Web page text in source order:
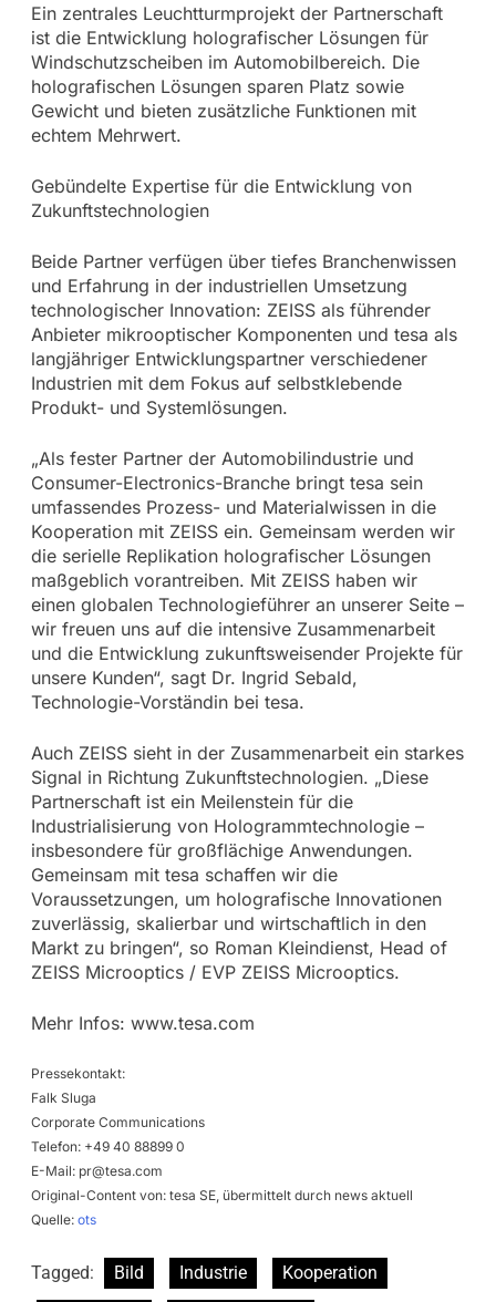
Ein zentrales Leuchtturmprojekt der Partnerschaft
ist die Entwicklung holografischer Lösungen für
Windschutzscheiben im Automobilbereich. Die
holografischen Lösungen sparen Platz sowie
Gewicht und bieten zusätzliche Funktionen mit
echtem Mehrwert.
Gebündelte Expertise für die Entwicklung von
Zukunftstechnologien
Beide Partner verfügen über tiefes Branchenwissen
und Erfahrung in der industriellen Umsetzung
technologischer Innovation: ZEISS als führender
Anbieter mikrooptischer Komponenten und tesa als
langjähriger Entwicklungspartner verschiedener
Industrien mit dem Fokus auf selbstklebende
Produkt- und Systemlösungen.
„Als fester Partner der Automobilindustrie und
Consumer-Electronics-Branche bringt tesa sein
umfassendes Prozess- und Materialwissen in die
Kooperation mit ZEISS ein. Gemeinsam werden wir
die serielle Replikation holografischer Lösungen
maßgeblich vorantreiben. Mit ZEISS haben wir
einen globalen Technologieführer an unserer Seite –
wir freuen uns auf die intensive Zusammenarbeit
und die Entwicklung zukunftsweisender Projekte für
unsere Kunden“, sagt Dr. Ingrid Sebald,
Technologie-Vorständin bei tesa.
Auch ZEISS sieht in der Zusammenarbeit ein starkes
Signal in Richtung Zukunftstechnologien. „Diese
Partnerschaft ist ein Meilenstein für die
Industrialisierung von Hologrammtechnologie –
insbesondere für großflächige Anwendungen.
Gemeinsam mit tesa schaffen wir die
Voraussetzungen, um holografische Innovationen
zuverlässig, skalierbar und wirtschaftlich in den
Markt zu bringen“, so Roman Kleindienst, Head of
ZEISS Microoptics / EVP ZEISS Microoptics.
Mehr Infos: www.tesa.com
Pressekontakt:
Falk Sluga
Corporate Communications
Telefon: +49 40 88899 0
E-Mail: pr@tesa.com
Original-Content von: tesa SE, übermittelt durch news aktuell
Quelle: ots
Tagged: Bild Industrie
Kooperation